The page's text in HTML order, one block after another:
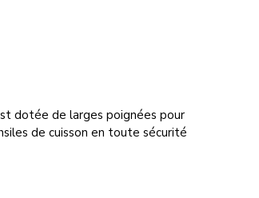
dotée de larges poignées pour
de cuisson en toute sécurité